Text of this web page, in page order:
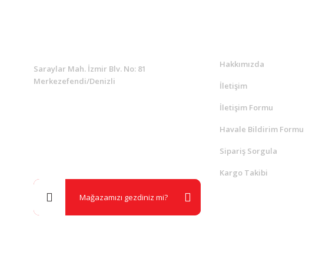
Saraylar Mah. İzmir Blv. No: 81
Merkezefendi/Denizli
Mağazamızı gezdiniz mi?
Hakkımızda
İletişim
İletişim Formu
Havale Bildirim Formu
Sipariş Sorgula
Kargo Takibi